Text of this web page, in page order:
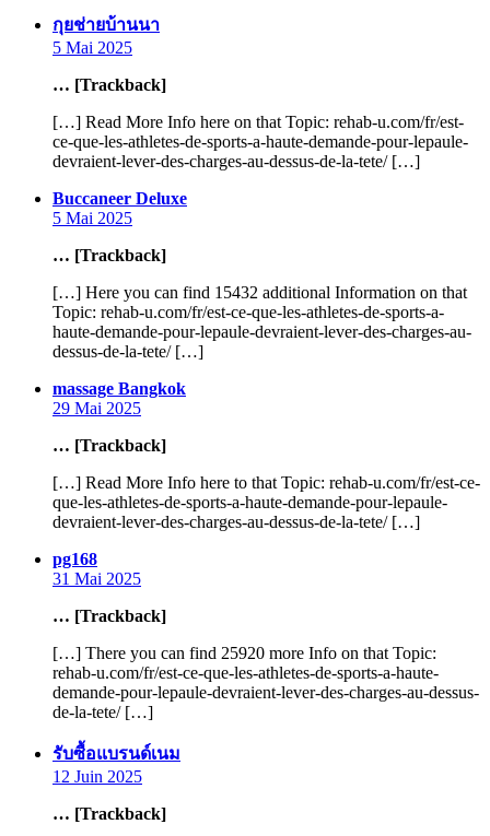
กุยช่ายบ้านนา
5 Mai 2025
… [Trackback]
[…] Read More Info here on that Topic: rehab-u.com/fr/est-
ce-que-les-athletes-de-sports-a-haute-demande-pour-lepaule-
devraient-lever-des-charges-au-dessus-de-la-tete/ […]
Buccaneer Deluxesays:
5 Mai 2025
… [Trackback]
[…] Here you can find 15432 additional Information on that
Topic: rehab-u.com/fr/est-ce-que-les-athletes-de-sports-a-
haute-demande-pour-lepaule-devraient-lever-des-charges-au-
dessus-de-la-tete/ […]
massage Bangkoksays:
29 Mai 2025
… [Trackback]
[…] Read More Info here to that Topic: rehab-u.com/fr/est-ce-
que-les-athletes-de-sports-a-haute-demande-pour-lepaule-
devraient-lever-des-charges-au-dessus-de-la-tete/ […]
pg168says:
31 Mai 2025
… [Trackback]
[…] There you can find 25920 more Info on that Topic:
rehab-u.com/fr/est-ce-que-les-athletes-de-sports-a-haute-
demande-pour-lepaule-devraient-lever-des-charges-au-dessus-
de-la-tete/ […]
รับซื้อแบรนด์เนม
12 Juin 2025
… [Trackback]